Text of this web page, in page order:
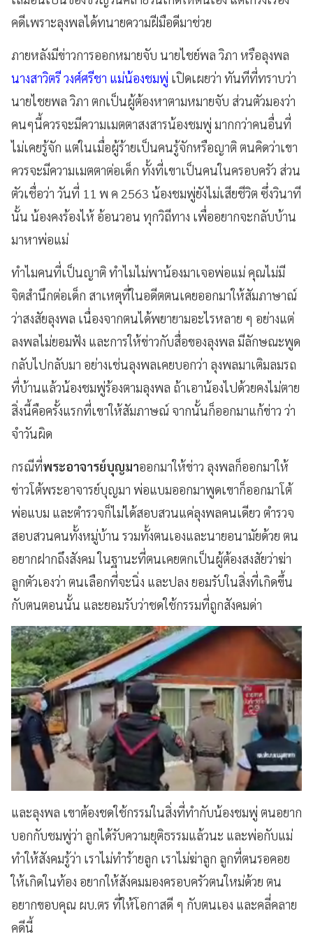
คดีเพราะลุงพลได้ทนายความฝีมือดีมาช่วย
ภายหลังมีข่าวการออกหมายจับ นายไชย์พล วิภา หรือลุงพล
นางสาวิตรี วงศ์ศรีชา แม่น้องชมพู่ เปิดเผยว่า ทันทีที่ทราบว่า
นายไชยพล วิภา ตกเป็นผู้ต้องหาตามหมายจับ ส่วนตัวมองว่า
คนๆนี้ควรจะมีความเมตตาสงสารน้องชมพู่ มากกว่าคนอื่นที่
ไม่เคยรู้จัก แต่ในเมื่อผู้ร้ายเป็นคนรู้จักหรือญาติ ตนคิดว่าเขา
ควรจะมีความเมตตาต่อเด็ก ทั้งที่เขาเป็นคนในครอบครัว ส่วน
ตัวเชื่อว่า วันที่ 11 พ ค 2563 น้องชมพู่ยังไม่เสียชีวิต ซึ่งวินาที
นั้น น้องคงร้องไห้ อ้อนวอน ทุกวิถีทาง เพื่ออยากจะกลับบ้าน
มาหาพ่อแม่
ทำไมคนที่เป็นญาติ ทำไมไม่พาน้องมาเจอพ่อแม่ คุณไม่มี
จิตสำนึกต่อเด็ก สาเหตุที่ในอดีตตนเคยออกมาให้สัมภาษาณ์
ว่าสงสัยลุงพล เนื่องจากตนได้พยายามอะไรหลาย ๆ อย่างแต่
ลงพลไม่ยอมฟัง และการให้ข่าวกับสื่อของลุงพล มีลักษณะพูด
กลับไปกลับมา อย่างเช่นลุงพลเคยบอกว่า ลุงพลมาเติมลมรถ
ที่บ้านแล้วน้องชมพู่ร้องตามลุงพล ถ้าเอาน้องไปด้วยคงไม่ตาย
สิ่งนี้คือครั้งแรกที่เขาให้สัมภาษณ์ จากนั้นก็ออกมาแก้ข่าว ว่า
จำวันผิด
กรณีที่พระอาจารย์บุญมาออกมาให้ข่าว ลุงพลก็ออกมาให้
ข่าวโต้พระอาจารย์บุญมา พ่อแบมออกมาพูดเขาก็ออกมาโต้
พ่อแบม และตำรวจก็ไม่ได้สอบสวนแค่ลุงพลคนเดียว ตำรวจ
สอบสวนคนทั้งหมู่บ้าน รวมทั้งตนเองและนายอนามัยด้วย ตน
อยากฝากถึงสังคม ในฐานะที่ตนเคยตกเป็นผู้ต้องสงสัยว่าฆ่า
ลูกตัวเองว่า ตนเลือกที่จะนิ่ง และปลง ยอมรับในสิ่งที่เกิดขึ้น
กับตนตอนนั้น และยอมรับว่าชดใช้กรรมที่ถูกสังคมด่า
และลุงพล เขาต้องชดใช้กรรมในสิ่งที่ทำกับน้องชมพู่ ตนอยาก
บอกกับชมพู่ว่า ลูกได้รับความยุติธรรมแล้วนะ และพ่อกับแม่
ทำให้สังคมรู้ว่า เราไม่ทำร้ายลูก เราไม่ฆ่าลูก ลูกที่ตนรอคอย
ให้เกิดในท้อง อยากให้สังคมมองครอบครัวตนใหม่ด้วย ตน
อยากขอบคุณ ผบ.ตร ที่ให้โอกาสดี ๆ กับตนเอง และคลี่คลาย
คดีนี้